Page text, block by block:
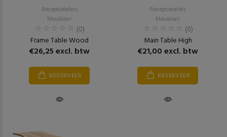
Receptietafels
Meubilair
(0)
Frame Table Wood
€26,25 excl. btw
RESERVEER
Receptietafels
Meubilair
(0)
Main Table High
€21,00 excl. btw
RESERVEER